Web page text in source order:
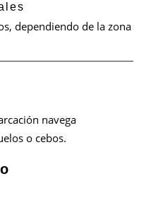
dependiendo de la zona
navega
o cebos.